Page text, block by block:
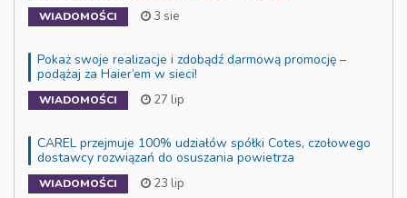
WIADOMOŚCI 3 sie
Pokaż swoje realizacje i zdobądź darmową promocję –
podążaj za Haier’em w sieci!
WIADOMOŚCI 27 lip
CAREL przejmuje 100% udziałów spółki Cotes, czołowego
dostawcy rozwiązań do osuszania powietrza
WIADOMOŚCI 23 lip